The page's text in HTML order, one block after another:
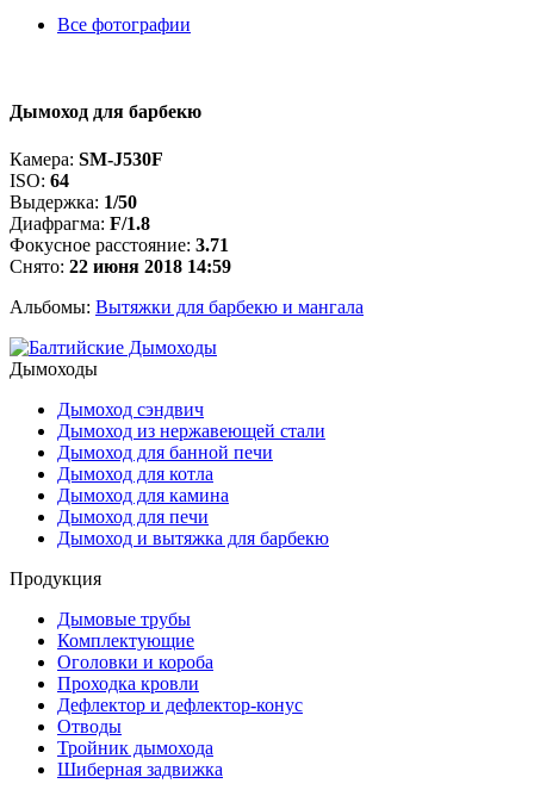
Все фотографии
Дымоход для барбекю
Камера: SM-J530F
ISO: 64
Выдержка: 1/50
Диафрагма: F/1.8
Фокусное расстояние: 3.71
Снято: 22 июня 2018 14:59
Альбомы: Вытяжки для барбекю и мангала
Дымоходы
Дымоход сэндвич
Дымоход из нержавеющей стали
Дымоход для банной печи
Дымоход для котла
Дымоход для камина
Дымоход для печи
Дымоход и вытяжка для барбекю
Продукция
Дымовые трубы
Комплектующие
Оголовки и короба
Проходка кровли
Дефлектор и дефлектор-конус
Отводы
Тройник дымохода
Шиберная задвижка